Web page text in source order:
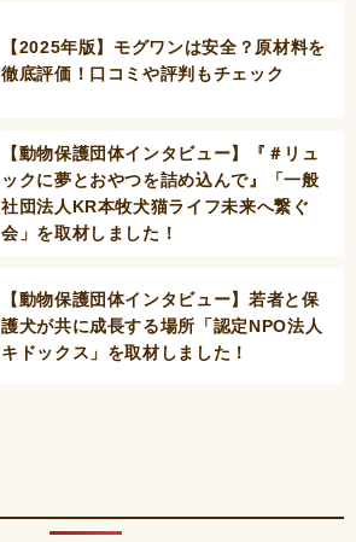
【2025年版】モグワンは安全？原材料を
徹底評価！口コミや評判もチェック
【動物保護団体インタビュー】『＃リュ
ックに夢とおやつを詰め込んで』「一般
社団法人KR本牧犬猫ライフ未来へ繋ぐ
会」を取材しました！
【動物保護団体インタビュー】若者と保
護犬が共に成長する場所「認定NPO法人
キドックス」を取材しました！